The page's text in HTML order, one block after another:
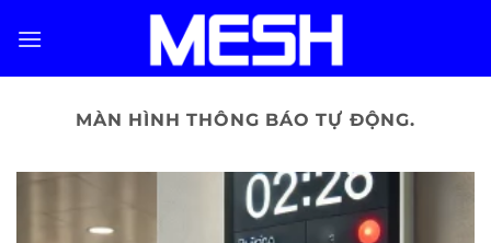
MÀN HÌNH THÔNG BÁO TỰ ĐỘNG.